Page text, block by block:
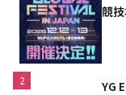
競
2
YG